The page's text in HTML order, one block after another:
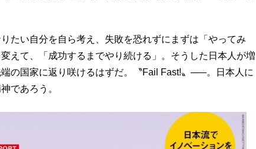
たい自分を自ら考え、失敗を恐れずにまずは「やってみ
えて、「成功するまでやり続ける」。そうした日本人が増
の国家に返り咲けるはずだ。〝Fail Fast!〟─―。日本人に
であろう。